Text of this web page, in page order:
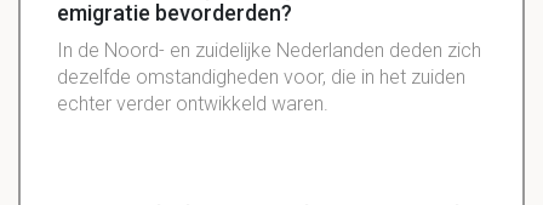
emigratie bevorderden?
In de Noord- en zuidelijke Nederlanden deden zich
dezelfde omstandigheden voor, die in het zuiden
echter verder ontwikkeld waren.